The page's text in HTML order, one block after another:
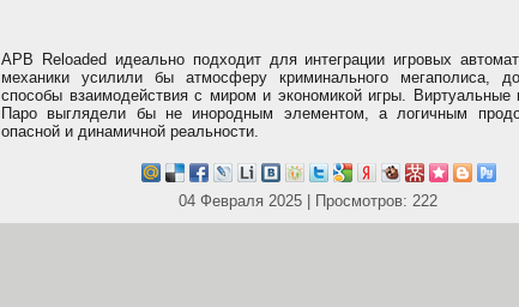
APB Reloaded идеально подходит для интеграции игровых
механики усилили бы атмосферу криминального мегаполиса,
способы взаимодействия с миром и экономикой игры. Виртуальные
Паро выглядели бы не инородным элементом, а логичным
опасной и динамичной реальности.
04 Февраля 2025 | Просмотров: 222